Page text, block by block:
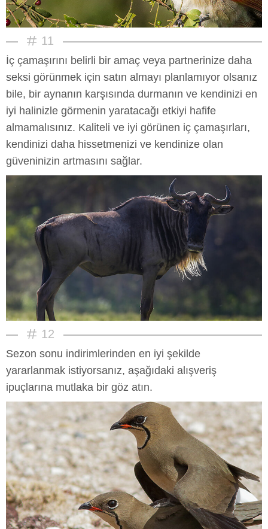
11
İç çamaşırını belirli bir amaç veya partnerinize daha
seksi görünmek için satın almayı planlamıyor olsanız
bile, bir aynanın karşısında durmanın ve kendinizi en
iyi halinizle görmenin yaratacağı etkiyi hafife
almamalısınız. Kaliteli ve iyi görünen iç çamaşırları,
kendinizi daha hissetmenizi ve kendinize olan
güveninizin artmasını sağlar.
12
Sezon sonu indirimlerinden en iyi şekilde
yararlanmak istiyorsanız, aşağıdaki alışveriş
ipuçlarına mutlaka bir göz atın.